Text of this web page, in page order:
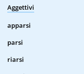
Aggettivi
apparsi
parsi
riarsi